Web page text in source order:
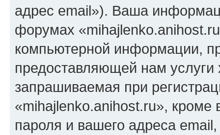
адрес email»). Ваша
форумах
компьютерной информации,
предоставляющей нам
запрашиваемая при
«mihajlenko.anihost.ru», кроме
пароля и вашего адреса